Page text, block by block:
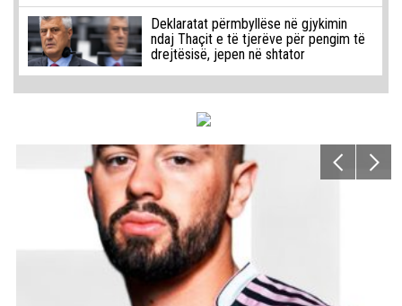
Deklaratat përmbyllëse në gjykimin
ndaj Thaçit e të tjerëve për pengim të
drejtësisë, jepen në shtator